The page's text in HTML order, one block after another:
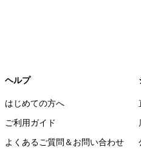
ヘルプ
はじめての方へ
ご利用ガイド
よくあるご質問＆お問い合わせ